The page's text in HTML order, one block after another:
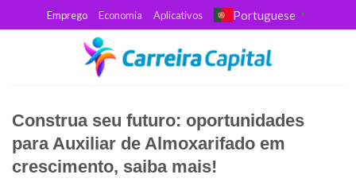
to
Emprego Economia Aplicativos Portuguese ▼
Construa seu futuro: oportunidades
para Auxiliar de Almoxarifado em
crescimento, saiba mais!